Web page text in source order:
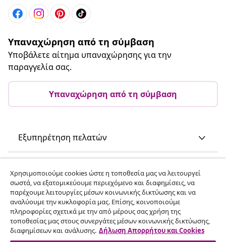
Υπαναχώρηση από τη σύμβαση
Υποβάλετε αίτημα υπαναχώρησης για την
παραγγελία σας.
Υπαναχώρηση από τη σύμβαση
Εξυπηρέτηση πελατών
vidaXL
Ανακαλύψτε περισσότερα
Χρησιμοποιούμε cookies ώστε η τοποθεσία μας να λειτουργεί
σωστά, να εξατομικεύουμε περιεχόμενο και διαφημίσεις, να
παρέχουμε λειτουργίες μέσων κοινωνικής δικτύωσης και να
αναλύουμε την κυκλοφορία μας. Επίσης, κοινοποιούμε
πληροφορίες σχετικά με την από μέρους σας χρήση της
τοποθεσίας μας στους συνεργάτες μέσων κοινωνικής δικτύωσης,
διαφημίσεων και ανάλυσης. Δήλωση Απορρήτου και Cookies